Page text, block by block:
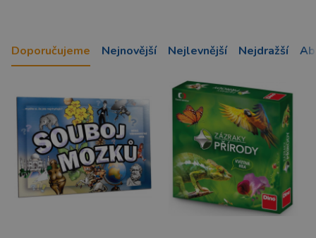
Doporučujeme Nejnovější Nejlevnější Nejdražší